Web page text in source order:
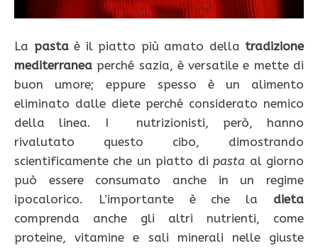
La pastaè il piatto più amato della tradizione
mediterranea perché sazia, è versatile e mette di
buon umore; eppure spesso è un alimento
eliminato dalle diete perché considerato nemico
della linea. I nutrizionisti, però, hanno
rivalutato questo cibo, dimostrando
scientificamente che un piatto di pasta al giorno
può essere consumato anche in un regime
ipocalorico. L’importante è che la dieta
comprenda anche gli altri nutrienti, come
proteine, vitamine e sali minerali nelle giuste